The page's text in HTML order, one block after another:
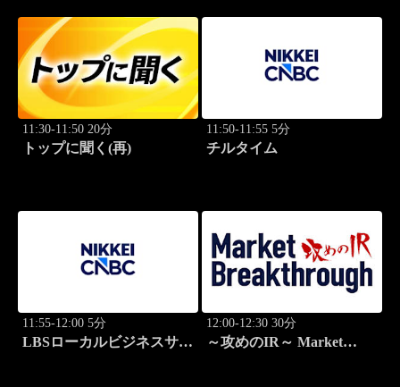
11:30-11:50 20分
トップに聞く(再)
11:50-11:55 5分
チルタイム
11:55-12:00 5分
LBSローカルビジネスサテ
12:00-12:30 30分
～攻めのIR～ Market